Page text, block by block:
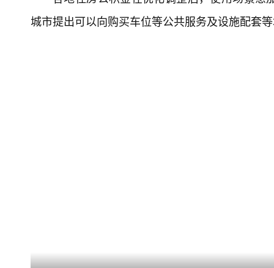
城市提出可以向购买车位等公共服务及设施配套